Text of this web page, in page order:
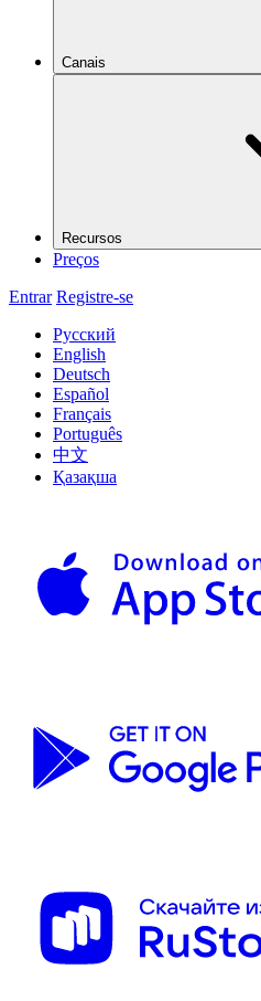
Canais
Recursos
Preços
Entrar Registre-se
Русский
English
Deutsch
Español
Français
Português
中文
Қазақша